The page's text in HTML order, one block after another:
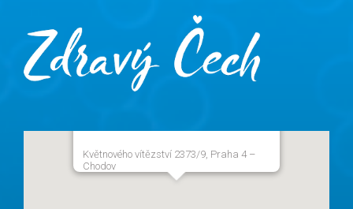
Květnového vítězství 2373/9, Praha 4 –
Chodov